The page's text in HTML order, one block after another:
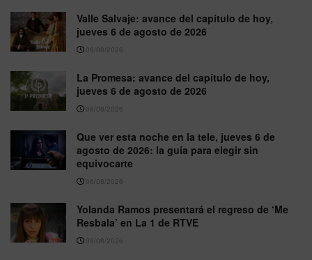
Valle Salvaje: avance del capítulo de hoy,
jueves 6 de agosto de 2026
06/08/2026
La Promesa: avance del capítulo de hoy,
jueves 6 de agosto de 2026
06/08/2026
Que ver esta noche en la tele, jueves 6 de
agosto de 2026: la guía para elegir sin
equivocarte
06/08/2026
Yolanda Ramos presentará el regreso de ‘Me
Resbala’ en La 1 de RTVE
06/08/2026